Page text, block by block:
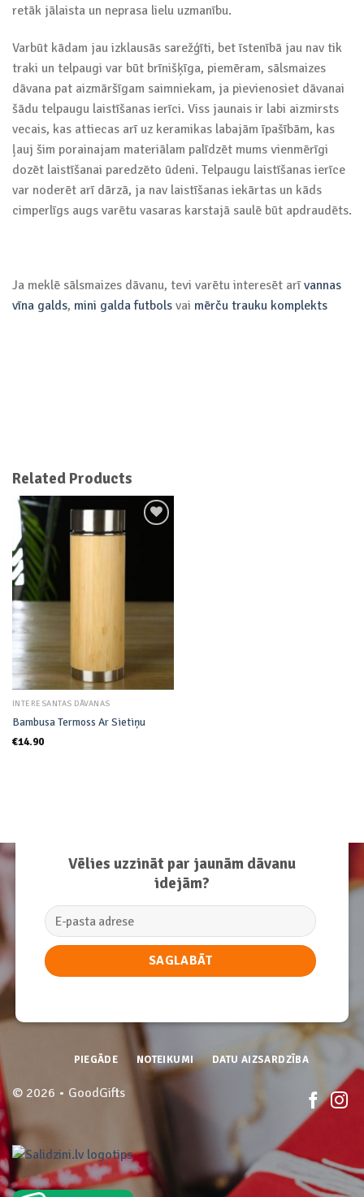
retāk jālaista un neprasa lielu uzmanību.
Varbūt kādam jau izklausās sarežģīti, bet īstenībā jau nav tik
traki un telpaugi var būt brīnišķīga, piemēram, sālsmaizes
dāvana pat aizmāršīgam saimniekam, ja pievienosiet dāvanai
šādu telpaugu laistīšanas ierīci. Viss jaunais ir labi aizmirsts
vecais, kas attiecas arī uz keramikas labajām īpašībām, kas
ļauj šim porainajam materiālam palīdzēt mums vienmērīgi
dozēt laistīšanai paredzēto ūdeni. Telpaugu laistīšanas ierīce
var noderēt arī dārzā, ja nav laistīšanas iekārtas un kāds
cimperlīgs augs varētu vasaras karstajā saulē būt apdraudēts.
Ja meklē sālsmaizes dāvanu, tevi varētu interesēt arīvannas
vīna galds, mini galda futbols vai mērču trauku komplekts
Related Products
INTERESANTAS DĀVANAS
Bambusa Termoss Ar Sietiņu
€14.90
Vēlies uzzināt par jaunām dāvanu
idejām?
© 2026 • GoodGifts
PIEGĀDE NOTEIKUMI DATU AIZSARDZĪBA